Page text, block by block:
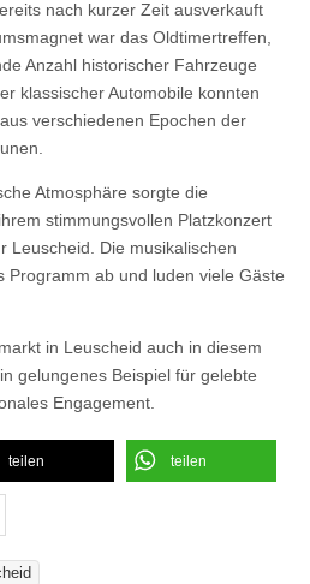
nach kurzer Zeit ausverkauft
war das Oldtimertreffen,
Anzahl historischer Fahrzeuge
klassischer Automobile konnten
verschiedenen Epochen der
Atmosphäre sorgte die
stimmungsvollen Platzkonzert
Leuscheid. Die musikalischen
Programm ab und luden viele Gäste
in Leuscheid auch in diesem
gelungenes Beispiel für gelebte
Engagement.
teilen teilen